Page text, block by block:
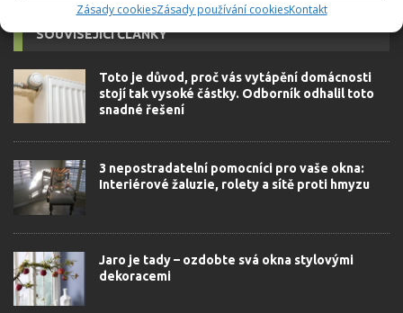
Zásady cookiesZásady používání cookiesKontakt
SOUVISEJÍCÍ ČLÁNKY
Toto je důvod, proč vás vytápění domácnosti
stojí tak vysoké částky. Odborník odhalil toto
snadné řešení
3 nepostradatelní pomocníci pro vaše okna:
Interiérové žaluzie, rolety a sítě proti hmyzu
Jaro je tady – ozdobte svá okna stylovými
dekoracemi